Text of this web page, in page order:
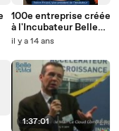
100e entreprise créée
à l'Incubateur Belle
de Mai
il y a 14 ans
1:37:01